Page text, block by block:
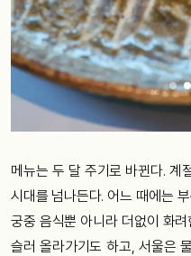
메뉴는 두 달 주기로 바뀐다. 계
시대를 넘나든다. 어느 때에는
궁중 음식뿐 아니라 더없이 화
슬러 올라가기도 하고, 서울은